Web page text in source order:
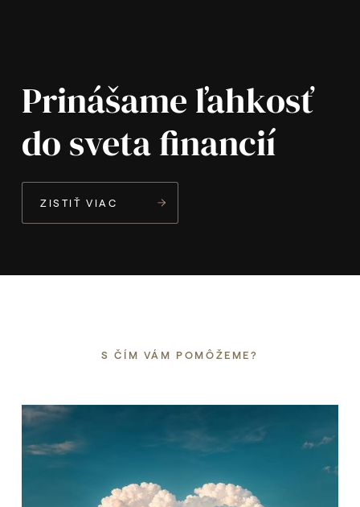
Prinášame ľahkosť
do sveta financií
ZISTIŤ VIAC
S ČÍM VÁM POMÔŽEME?